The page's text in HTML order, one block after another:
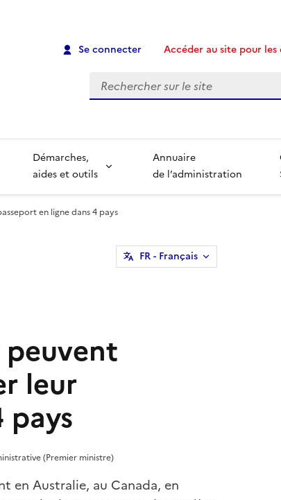
Se connecter Accéder au site pour les
Recherche
Démarches,
aides et outils
Annuaire
de l’administration
en ligne dans 4 pays
FR- Français
peuvent
leur
pays
(Premier ministre)
en Australie, au Canada, en